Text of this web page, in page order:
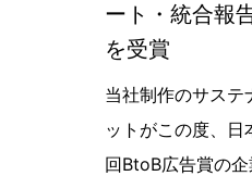
ート・統合報
を受賞
第47回BtoB広
当社制作のサステ
ットがこの度、
回BtoB広告賞の